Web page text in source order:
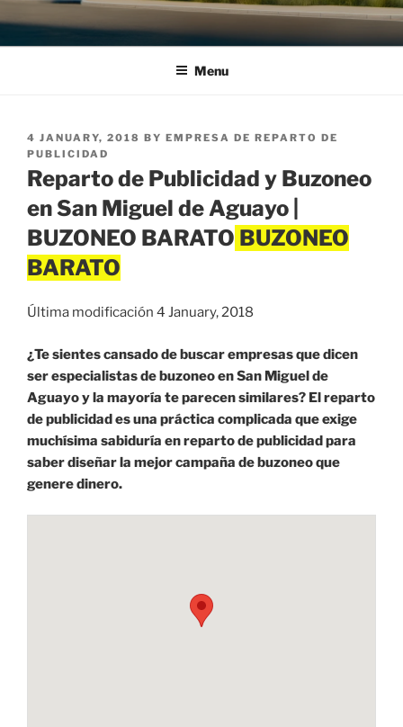
Menu
POSTED
ON
4 JANUARY, 2018 BY EMPRESA DE REPARTO DE
PUBLICIDAD
Reparto de Publicidad y Buzoneo
en San Miguel de Aguayo |
BUZONEO BARATO
Última modificación 4 January, 2018
¿Te sientes cansado de buscar empresas que dicen
ser especialistas de buzoneo en San Miguel de
Aguayo y la mayoría te parecen similares? El reparto
de publicidad es una práctica complicada que exige
muchísima sabiduría en reparto de publicidad para
saber diseñar la mejor campaña de buzoneo que
genere dinero.